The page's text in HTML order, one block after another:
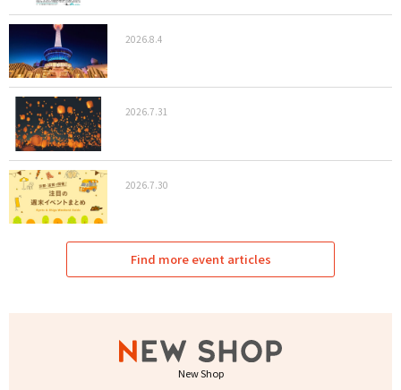
2026.8.4
2026.7.31
2026.7.30
Find more event articles
New Shop